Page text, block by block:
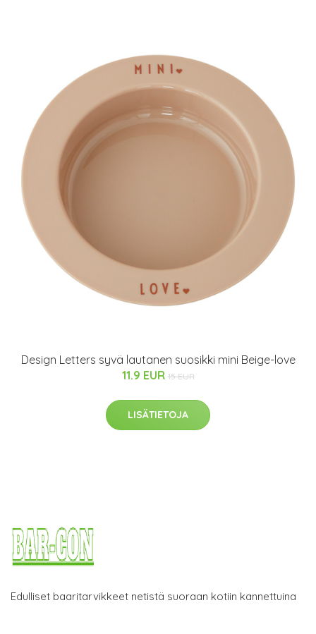
Design Letters syvä lautanen suosikki mini Beige-love
11.9 EUR 15 EUR
LISÄTIETOJA
Edulliset baaritarvikkeet netistä suoraan kotiin kannettuina